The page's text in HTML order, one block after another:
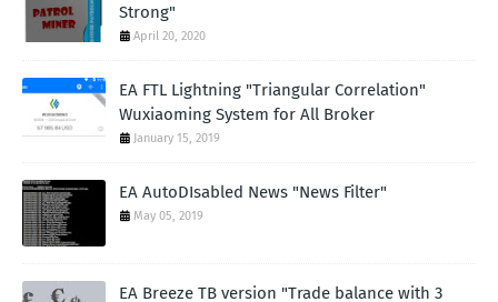
Strong"
April 20, 2020
EA FTL Lightning "Triangular Correlation"
Wuxiaoming System for All Broker
January 15, 2019
EA AutoDIsabled News "News Filter"
May 05, 2019
EA Breeze TB version "Trade balance with 3